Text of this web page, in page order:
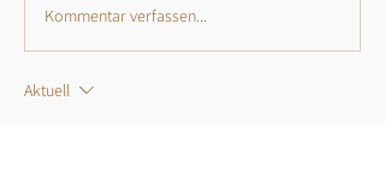
Kommentar verfassen...
Aktuell